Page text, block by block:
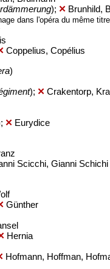
); ✕ Brunhild,
dans l'opéra du même
Coppelius, Copélius
)
); ✕ Crakentorp,
✕ Eurydice
Scicchi, Gianni Schichi
Günther
Hernia
Hofmann, Hoffman,